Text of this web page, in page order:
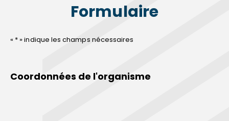
Formulaire
« * » indique les champs nécessaires
Coordonnées de l'organisme